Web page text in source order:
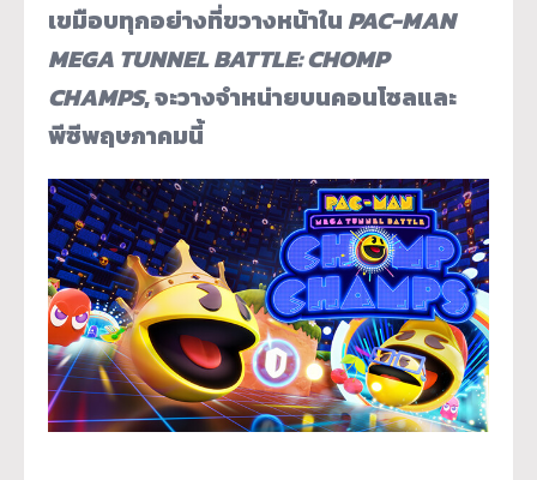
เขมือบทุกอย่างที่ขวางหน้าใน PAC-MAN
MEGA TUNNEL BATTLE: CHOMP
CHAMPS, จะวางจำหน่ายบนคอนโซลและ
พีซีพฤษภาคมนี้